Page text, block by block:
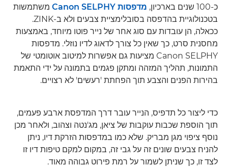
כ-100 שנים בארכיון,
מדפסות Canon SELPHY
משתמשות
בטכנולוגיית בהדפסה בסובלימציית צבעים ולא ב-ZINK.
ככאלה, הן עובדות עם סוג אחר של נייר פוטו מיוחד, באמצעות
מחסנית סרט, כך שאין כל צורך לדאוג לדיו נוזלי. מדפסות
Canon SELPHY מציעות גם אפשרות למיטוב אוטומטי של
התמונות, תהליך המזהה ומתקן פגמים בתמונה על ידי התאמת
בהירות הפנים והצבע תוך הפחתת 'רעשים' לא רצויים.
כדי ליצור כל תדפיס, הנייר עובר דרך המדפסת ארבע פעמים,
תוך הוספת שכבות עוקבות של ציאן, מג'נטה וצהוב, ולאחר מכן
נוסף ציפוי מגן מבריק. שלא כמו במדפסות הזרקת דיו, ניתן
להניח צבעים שונים זה על גבי זה, במקום למקם טיפות דיו זו
לצד זו, כך שניתן לשמור על רמת פירוט גבוהה מאוד.